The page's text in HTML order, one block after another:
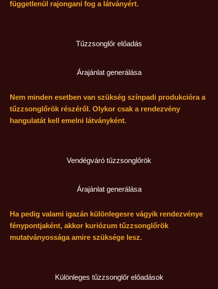
függetlenül rajongani fog a látványért.
Tűzzsonglőr előadás
Árajánlat generálása
Nem minden esetben van szükség színpadi produkcióra a
tűzzsonglőrök részéről. Olykor csak a rendezvény
hangulatát kell emelni látványként.
Vendégváró tűzzsonglőrök
Árajánlat generálása
Ha pedig valami igazán különlegesre vágyik rendezvénye
fénypontjaként, akkor kuriózum tűzzsonglőrök
mutatványossága amire szüksége lesz.
Különleges tűzzsonglőr előadások